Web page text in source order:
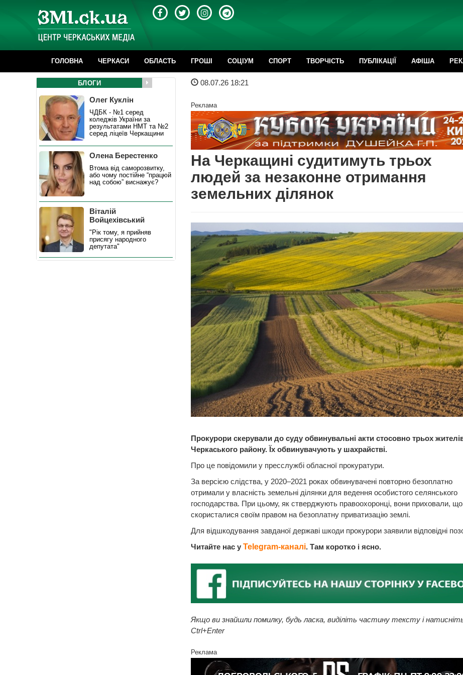
ГОЛОВНА ЧЕРКАСИ ОБЛАСТЬ ГРОШІ CОЦІУМ СПОРТ ТВОРЧІСТЬ ПУБЛІКАЦІЇ АФІША
08.07.26 18:21
Реклама
На Черкащині судитимуть трьох
людей за незаконне отримання
земельних ділянок
Прокурори скерували до суду обвинувальні акти стосовно трьох
Черкаського району. Їх обвинувачують у шахрайстві.
Про це повідомили у пресслужбі обласної прокуратури.
За версією слідства, у 2020–2021 роках обвинувачені повторно безоплатно
отримали у власність земельні ділянки для ведення особистого селянського
господарства. При цьому, як стверджують правоохоронці, вони приховали,
скористалися своїм правом на безоплатну приватизацію землі.
Для відшкодування завданої державі шкоди прокурори заявили відповідні
Читайте нас у Telegram-каналі. Там коротко і ясно.
Якщо ви знайшли помилку, будь ласка, виділіть частину тексту і
Ctrl+Enter
Реклама
БЛОГИ
Олег Куклін
ЧДБК - №1 серед
коледжів України за
результатами НМТ та №2
серед ліцеїв Черкащини
Олена Берестенко
Втома від саморозвитку,
або чому постійне “працюй
над собою” виснажує?
Віталій
Войцехівський
"Рік тому, я прийняв
присягу народного
депутата"